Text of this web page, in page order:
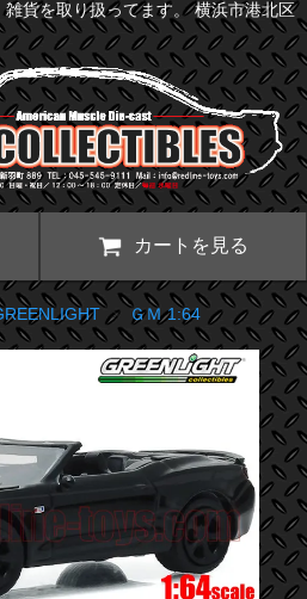
貨を取り扱ってます。 横浜市港北区
カートを見る
> ＧＭ 1:64